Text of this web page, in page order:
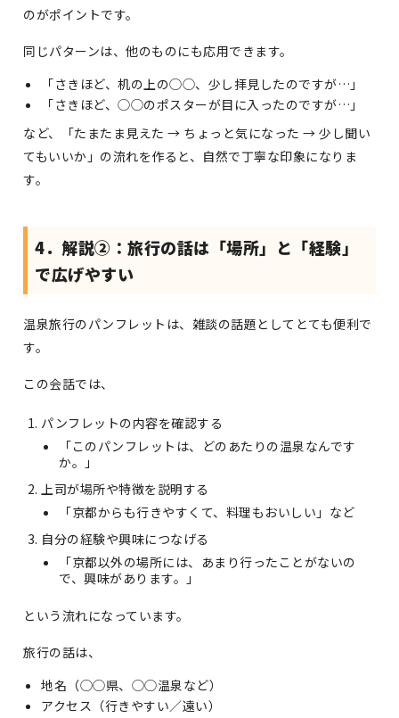
のがポイントです。
同じパターンは、他のものにも応用できます。
「さきほど、机の上の◯◯、少し拝見したのですが…」
「さきほど、◯◯のポスターが目に入ったのですが…」
など、「たまたま見えた → ちょっと気になった → 少し聞い
てもいいか」の流れを作ると、自然で丁寧な印象になりま
す。
4．解説②：旅行の話は「場所」と「経験」
で広げやすい
温泉旅行のパンフレットは、雑談の話題としてとても便利で
す。
この会話では、
パンフレットの内容を確認する
「このパンフレットは、どのあたりの温泉なんです
か。」
上司が場所や特徴を説明する
「京都からも行きやすくて、料理もおいしい」など
自分の経験や興味につなげる
「京都以外の場所には、あまり行ったことがないの
で、興味があります。」
という流れになっています。
旅行の話は、
地名（◯◯県、◯◯温泉など）
アクセス（行きやすい／遠い）